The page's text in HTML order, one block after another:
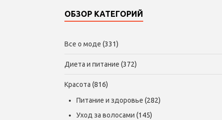
ОБЗОР КАТЕГОРИЙ
Все о моде (331)
Диета и питание (372)
Красота (816)
Питание и здоровье (282)
Уход за волосами (145)